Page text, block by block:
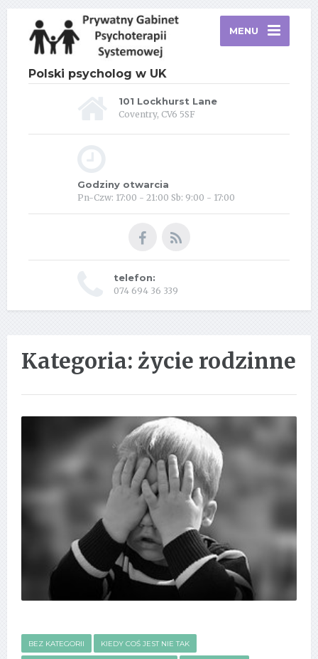
Polski psycholog w UK
MENU
101 Lockhurst Lane
Coventry, CV6 5SF
Godziny otwarcia
Pn-Czw: 17:00 - 21:00 Sb: 9:00 - 17:00
telefon:
074 694 36 339
Kategoria: życie rodzinne
BEZ KATEGORII KIEDY COŚ JEST NIE TAK